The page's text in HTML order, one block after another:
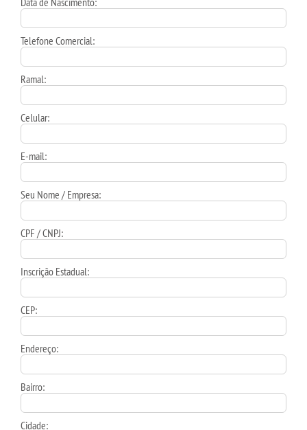
Telefone Comercial:
Ramal:
Celular:
E-mail:
Seu Nome / Empresa:
CPF / CNPJ:
Inscrição Estadual:
CEP:
Endereço:
Bairro:
Cidade: